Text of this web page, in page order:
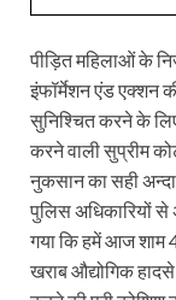
पीड़ित महिलाओं के
इंफॉर्मेशन एंड एक्शन
सुनिश्चित करने के
करने वाली सुप्रीम
नुकसान का सही
पुलिस अधिकारियों से
गया कि हमें आज शाम
खराब औद्योगिक